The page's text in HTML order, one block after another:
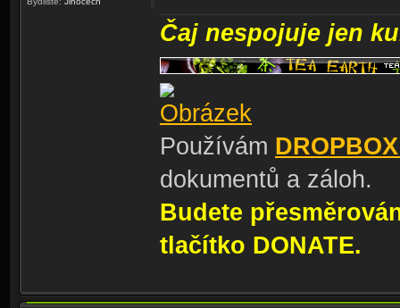
Čaj nespojuje jen
Používám
dokumentů a záloh.
Budete
tlačítko DONATE.